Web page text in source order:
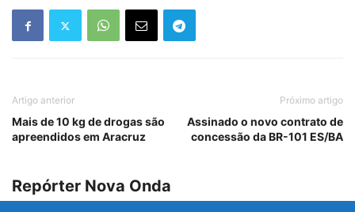
Artigo anterior
Mais de 10 kg de drogas são
apreendidos em Aracruz
Próximo artigo
Assinado o novo contrato de
concessão da BR-101 ES/BA
Repórter Nova Onda